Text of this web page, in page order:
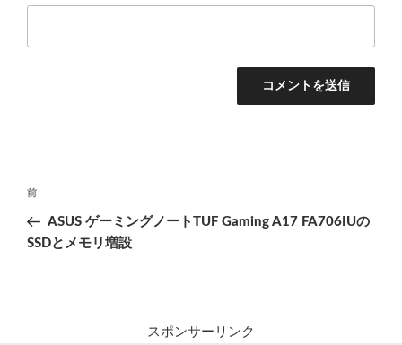
投
ナ
前
の
投
前
ASUS ゲーミングノートTUF Gaming A17 FA706IUの
SSDとメモリ増設
スポンサーリンク